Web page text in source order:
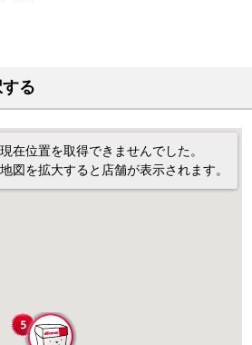
る
現在位置を取得できませんでした。
地図を拡大すると店舗が表示されます。